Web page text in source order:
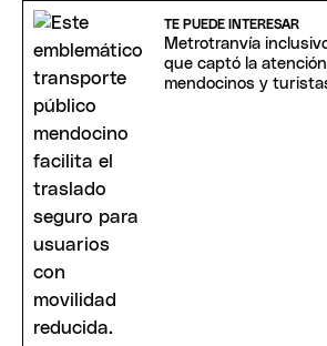
TE PUEDE INTERESAR
Metrotranvía
que captó la
mendocinos y